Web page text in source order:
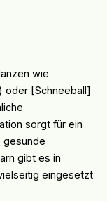
wie
oder [Schneeball]
sorgt für ein
gesunde
gibt es in
eingesetzt